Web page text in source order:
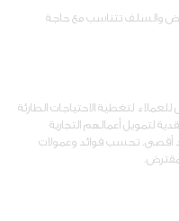
والسلف تتناسب مع حاجة
للعملاء لتغطية الاحتياجات الطارئة
لتمويل أعمالهم التجارية
أقصى. تحسب فوائد وعمولات